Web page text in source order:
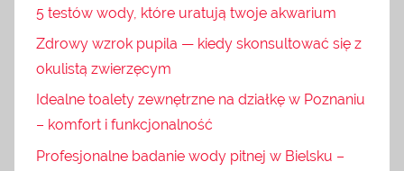
5 testów wody, które uratują twoje akwarium
Zdrowy wzrok pupila — kiedy skonsultować się z
okulistą zwierzęcym
Idealne toalety zewnętrzne na działkę w Poznaniu
– komfort i funkcjonalność
Profesjonalne badanie wody pitnej w Bielsku –